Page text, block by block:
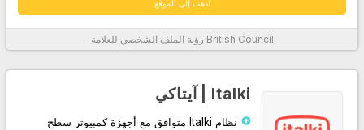
اذهب إلى الموقع
British Council رؤية الملف الشخصي للعلامة
Italki | آيتاكي
نظام Italki متوافق مع أجهزة كمبيوتر سطح